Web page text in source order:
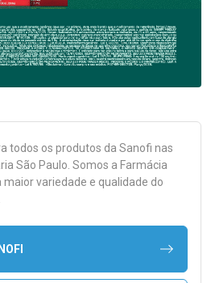
todos os produtos da Sanofi nas
São Paulo. Somos a Farmácia
maior variedade e qualidade do